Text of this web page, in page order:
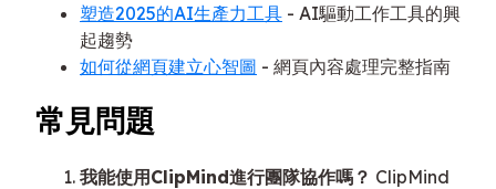
塑造2025的AI生產力工具 - AI驅動工作工具的興
起趨勢
如何從網頁建立心智圖 - 網頁內容處理完整指南
常見問題
我能使用ClipMind進行團隊協作嗎？ ClipMind